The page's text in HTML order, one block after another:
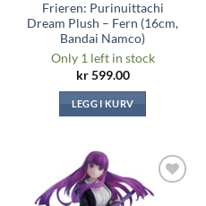
Frieren: Purinuittachi
Dream Plush – Fern (16cm,
Bandai Namco)
Only 1 left in stock
kr599.00
LEGG I KURV
Legg til i